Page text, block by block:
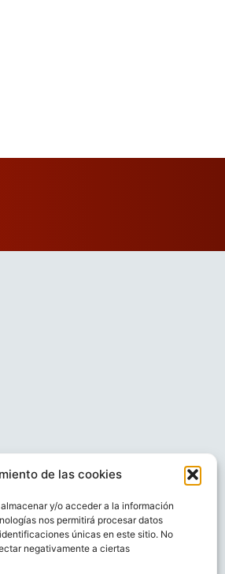
de las cookies
y/o acceder a la información
nos permitirá procesar datos
únicas en este sitio. No
negativamente a ciertas